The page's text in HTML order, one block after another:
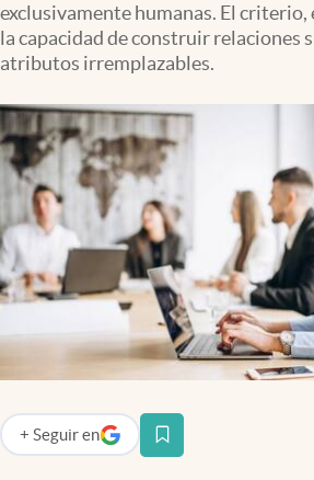
Infotechnology
Clase
Mundial 2026
Eventos Corporativos
El Cronista Studio
Mediakit
abre en nueva pestaña
exclusivamente humanas. El
la capacidad de construir relaciones
atributos irremplazables.
+ Seguir en
abre en nueva pestaña